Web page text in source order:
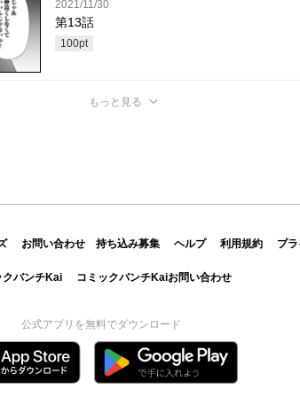
2021/11/30
第13話
100pt
もっと見る
お問い合わせ 持ち込み募集 ヘルプ 利用規約 プ
クバンチKai コミックバンチKaiお問い合わせ
公式アプリを無料でダウンロード